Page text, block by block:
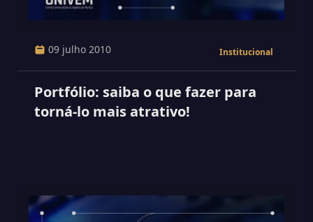
09 julho 2010 Institucional
Portfólio: saiba o que fazer para
torná-lo mais atrativo!